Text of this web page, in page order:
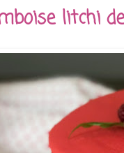
litchi